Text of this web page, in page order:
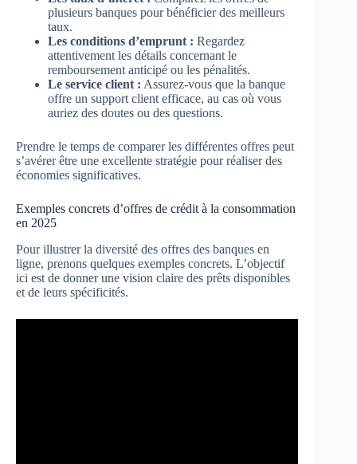
plusieurs banques pour bénéficier des meilleurs
taux.
Les conditions d’emprunt : Regardez
attentivement les détails concernant le
remboursement anticipé ou les pénalités.
Le service client : Assurez-vous que la banque
offre un support client efficace, au cas où vous
auriez des doutes ou des questions.
Prendre le temps de comparer les différentes offres peut
s’avérer être une excellente stratégie pour réaliser des
économies significatives.
Exemples concrets d’offres de crédit à la consommation
en 2025
Pour illustrer la diversité des offres des banques en
ligne, prenons quelques exemples concrets. L’objectif
ici est de donner une vision claire des prêts disponibles
et de leurs spécificités.